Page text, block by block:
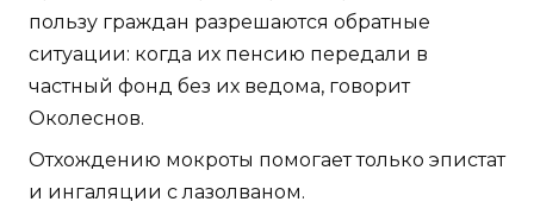
пользу граждан разрешаются обратные
ситуации: когда их пенсию передали в
частный фонд без их ведома, говорит
Околеснов.
Отхождению мокроты помогает только эпистат
и ингаляции с лазолваном.